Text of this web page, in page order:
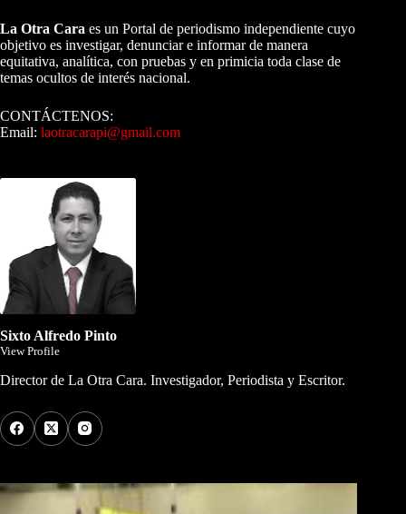
La Otra Cara es un Portal de periodismo independiente cuyo
objetivo es investigar, denunciar e informar de manera
equitativa, analítica, con pruebas y en primicia toda clase de
temas ocultos de interés nacional.
CONTÁCTENOS:
Email: laotracarapi@gmail.com
Sixto Alfredo Pinto
View Profile
Director de La Otra Cara. Investigador, Periodista y Escritor.